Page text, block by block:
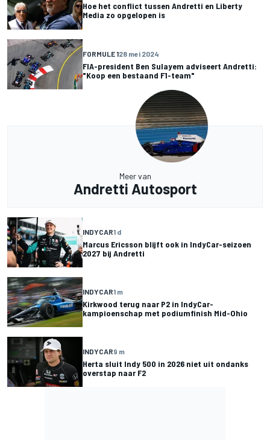
Hoe het conflict tussen Andretti en Liberty
Media zo opgelopen is
FORMULE 128 mei 2024
FIA-president Ben Sulayem adviseert Andretti:
"Koop een bestaand F1-team"
Meer van
Andretti Autosport
INDYCAR1 d
Marcus Ericsson blijft ook in IndyCar-seizoen
2027 bij Andretti
INDYCAR1 m
Kirkwood terug naar P2 in IndyCar-
kampioenschap met podiumfinish Mid-Ohio
INDYCAR9 m
Herta sluit Indy 500 in 2026 niet uit ondanks
overstap naar F2